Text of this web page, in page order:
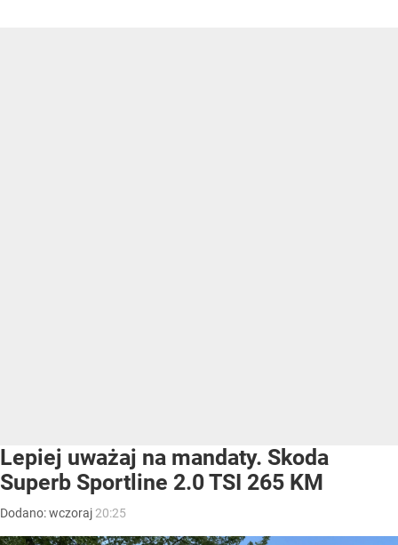
Lepiej uważaj na mandaty. Skoda
Superb Sportline 2.0 TSI 265 KM
Dodano:wczoraj 20:25